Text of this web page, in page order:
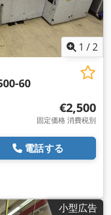
1 /2
60
€2,500
固定価格 消費税別
電話する
小型広告